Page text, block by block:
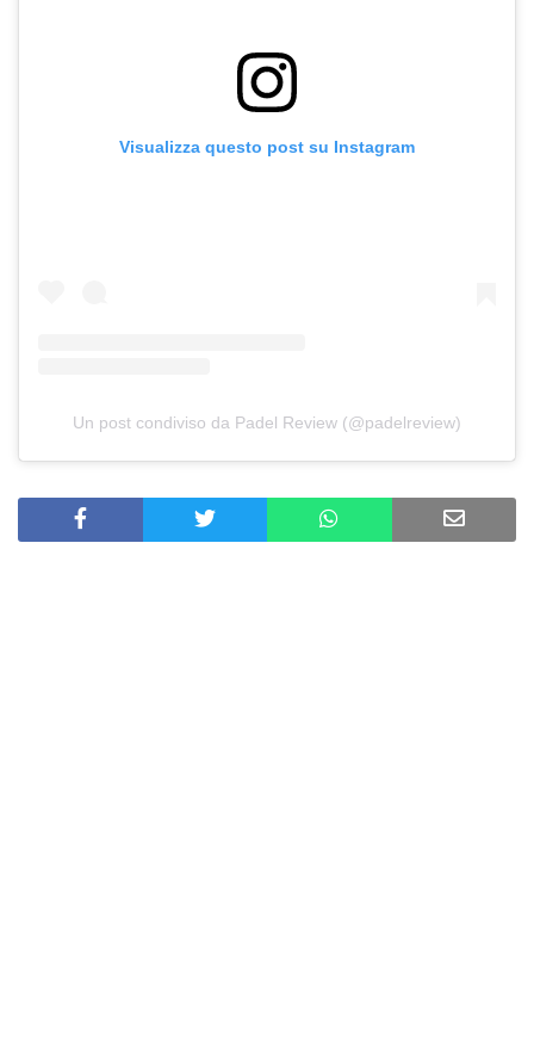
Visualizza questo post su Instagram
Un post condiviso da Padel Review (@padelreview)